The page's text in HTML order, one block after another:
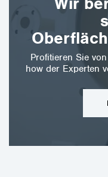
Profitieren Sie
how der Experten